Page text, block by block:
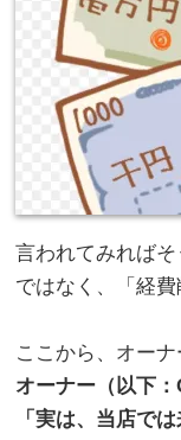
言われてみればそ
ではなく、「経費
ここから、オーナ
オーナー（以下：
「実は、当店で